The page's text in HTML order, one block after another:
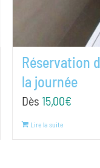
Réservation
la journée
Dès15,00€
Lire la suite